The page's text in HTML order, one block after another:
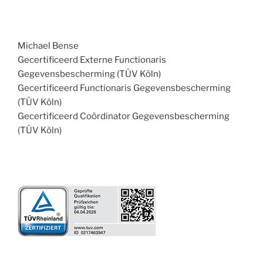
Michael Bense
Gecertificeerd Externe Functionaris
Gegevensbescherming (TÜV Köln)
Gecertificeerd Functionaris Gegevensbescherming
(TÜV Köln)
Gecertificeerd Coördinator Gegevensbescherming
(TÜV Köln)